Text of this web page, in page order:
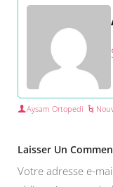
Aysam Ortopedi
Laisser Un
Votre adresse e-